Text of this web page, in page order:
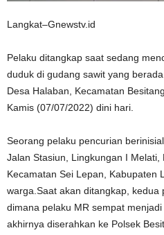
Langkat–Gnewstv.id
Pelaku ditangkap saat sedang
duduk di gudang sawit yang
Desa Halaban, Kecamatan
Kamis (07/07/2022) dini hari.
Seorang pelaku pencurian
Jalan Stasiun, Lingkungan I Melati,
Kecamatan Sei Lepan, Kabupaten
warga.Saat akan ditangkap, kedua
dimana pelaku MR sempat
akhirnya diserahkan ke Polsek